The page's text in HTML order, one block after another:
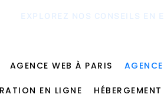
EXPLOREZ NOS CONSEILS EN
AGENCE WEB À PARIS
EN LIGNE